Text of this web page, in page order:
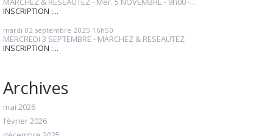
INSCRIPTION :...
mardi 02 septembre 2025 16h50
MERCREDI 3 SEPTEMBRE - MARCHEZ & RESEAUTEZ
INSCRIPTION :...
Archives
mai 2026
février 2026